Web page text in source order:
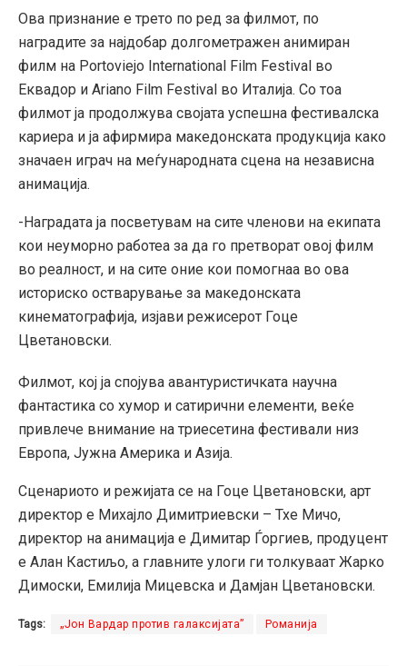
Ова признание е трето по ред за филмот, по
наградите за најдобар долгометражен анимиран
филм на Portoviejo International Film Festival во
Еквадор и Ariano Film Festival во Италија. Со тоа
филмот ја продолжува својата успешна фестивалска
кариера и ја афирмира македонската продукција како
значаен играч на меѓународната сцена на независна
анимација.
-Наградата ја посветувам на сите членови на екипата
кои неуморно работеа за да го претворат овој филм
во реалност, и на сите оние кои помогнаа во ова
историско остварување за македонската
кинематографија, изјави режисерот Гоце
Цветановски.
Филмот, кој ја спојува авантуристичката научна
фантастика со хумор и сатирични елементи, веќе
привлече внимание на триесетина фестивали низ
Европа, Јужна Америка и Азија.
Сценариото и режијата се на Гоце Цветановски, арт
директор е Михајло Димитриевски – Тхе Мичо,
директор на анимација е Димитар Ѓоргиев, продуцент
е Алан Кастиљо, а главните улоги ги толкуваат Жарко
Димоски, Емилија Мицевска и Дамјан Цветановски.
Tags: „Јон Вардар против галаксијата” Романија